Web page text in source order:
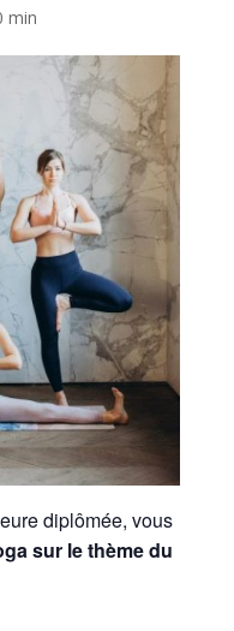
min
diplômée, vous
sur le thème du